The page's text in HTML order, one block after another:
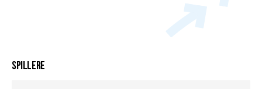
Spillere